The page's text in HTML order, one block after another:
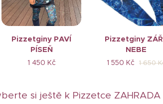
Pizzetginy PAVÍ
PÍSEŇ
1 450 Kč
Pizzetginy
NEBE
1 550 Kč 1 650
si ještě k Pizzetce